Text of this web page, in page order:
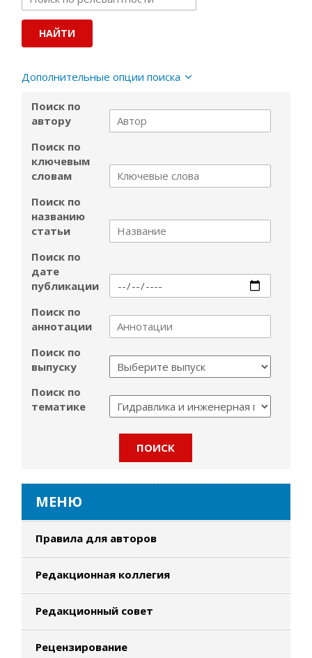
Дополнительные опции поиска
Поиск по
автору
Поиск по
ключевым
словам
Поиск по
названию
статьи
Поиск по
дате
публикации
Поиск по
аннотации
Поиск по
выпуску
Поиск по
тематике
МЕНЮ
Правила для авторов
Редакционная коллегия
Редакционный совет
Рецензирование